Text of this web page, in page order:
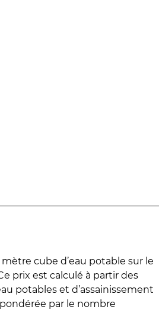
cube d’eau potable sur le
prix est calculé à partir des
potables et d’assainissement
par le nombre